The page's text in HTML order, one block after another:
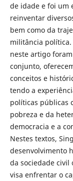
de idade e foi um
reinventar
bem como da
militância política.
neste artigo
conjunto,
conceitos e
tendo a
políticas públicas
pobreza e da
democracia e a
Nestes textos,
desenvolvimento
da sociedade civil
visa enfrentar o